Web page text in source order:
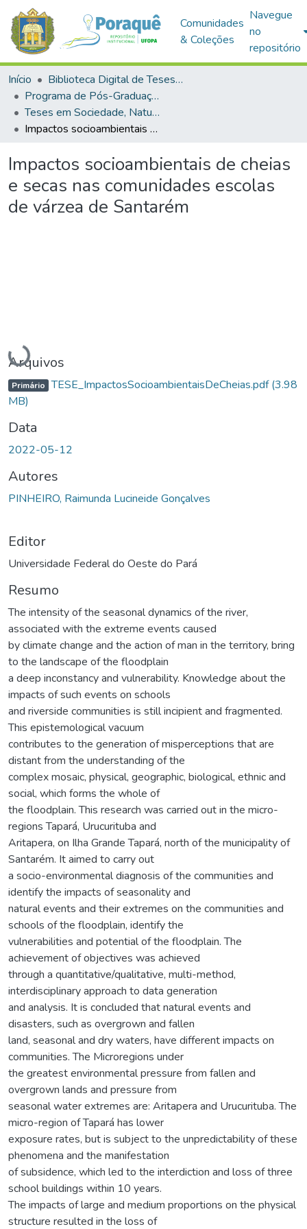
Comunidades
& Coleções
Navegue
no
repositório
Início
Biblioteca Digital de Teses e Dissertações (BDTD)
Programa de Pós-Graduação em Sociedade, Natureza e Desenvolvimento (PPGSND)
Teses em Sociedade, Natureza e Desenvolvimento (Doutorado)
Impactos socioambientais de cheias e secas nas comunidades escolas de várzea de Santarém
Impactos socioambientais de cheias
e secas nas comunidades escolas
de várzea de Santarém
Carregando...
Arquivos
Primário TESE_ImpactosSocioambientaisDeCheias.pdf(3.98
MB)
Data
2022-05-12
Autores
PINHEIRO, Raimunda Lucineide Gonçalves
Editor
Universidade Federal do Oeste do Pará
Resumo
The intensity of the seasonal dynamics of the river,
associated with the extreme events caused
by climate change and the action of man in the territory, bring
to the landscape of the floodplain
a deep inconstancy and vulnerability. Knowledge about the
impacts of such events on schools
and riverside communities is still incipient and fragmented.
This epistemological vacuum
contributes to the generation of misperceptions that are
distant from the understanding of the
complex mosaic, physical, geographic, biological, ethnic and
social, which forms the whole of
the floodplain. This research was carried out in the micro-
regions Tapará, Urucurituba and
Aritapera, on Ilha Grande Tapará, north of the municipality of
Santarém. It aimed to carry out
a socio-environmental diagnosis of the communities and
identify the impacts of seasonality and
natural events and their extremes on the communities and
schools of the floodplain, identify the
vulnerabilities and potential of the floodplain. The
achievement of objectives was achieved
through a quantitative/qualitative, multi-method,
interdisciplinary approach to data generation
and analysis. It is concluded that natural events and
disasters, such as overgrown and fallen
land, seasonal and dry waters, have different impacts on
communities. The Microregions under
the greatest environmental pressure from fallen and
overgrown lands and pressure from
seasonal water extremes are: Aritapera and Urucurituba. The
micro-region of Tapará has lower
exposure rates, but is subject to the unpredictability of these
phenomena and the manifestation
of subsidence, which led to the interdiction and loss of three
school buildings within 10 years.
The impacts of large and medium proportions on the physical
structure resulted in the loss of